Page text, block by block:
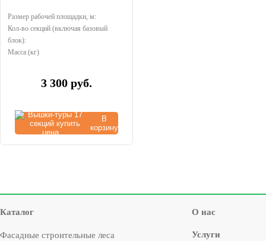
Размер рабочей площадки, м:
Кол-во секций (включая базовый
блок):
Масса (кг)
3 300 руб.
В
корзину
Каталог
Фасадные строительные леса
О нас
Услуги